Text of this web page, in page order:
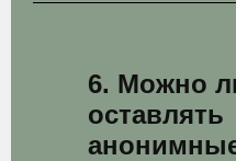
6. Можно
оставлять